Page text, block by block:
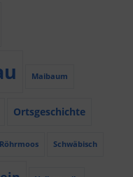
Maibaum
Ortsgeschichte
Röhrmoos Schwäbisch